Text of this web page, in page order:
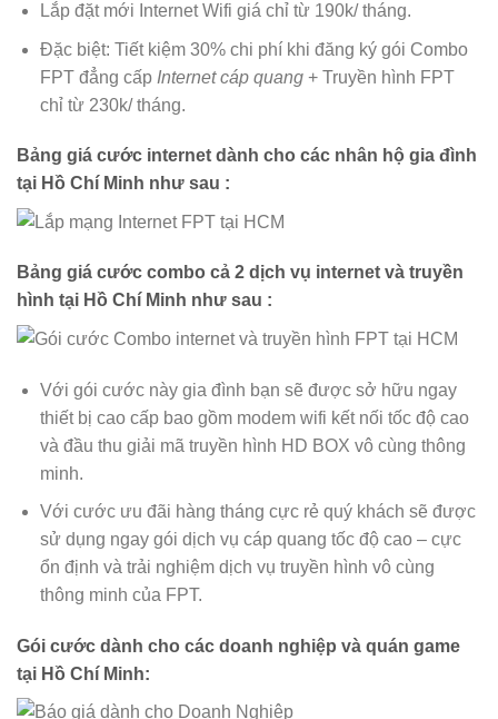
Lắp đặt mới Internet Wifi giá chỉ từ 190k/ tháng.
Đặc biệt: Tiết kiệm 30% chi phí khi đăng ký gói Combo
FPT đẳng cấp Internet cáp quang+ Truyền hình FPT
chỉ từ 230k/ tháng.
Bảng giá cước internet dành cho các nhân hộ gia đình
tại Hồ Chí Minh như sau :
Bảng giá cước combo cả 2 dịch vụ internet và truyền
hình tại Hồ Chí Minh như sau :
Với gói cước này gia đình bạn sẽ được sở hữu ngay
thiết bị cao cấp bao gồm modem wifi kết nối tốc độ cao
và đầu thu giải mã truyền hình HD BOX vô cùng thông
minh.
Với cước ưu đãi hàng tháng cực rẻ quý khách sẽ được
sử dụng ngay gói dịch vụ cáp quang tốc độ cao – cực
ổn định và trải nghiệm dịch vụ truyền hình vô cùng
thông minh của FPT.
Gói cước dành cho các doanh nghiệp và quán game
tại Hồ Chí Minh: